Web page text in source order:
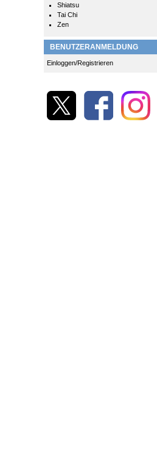
Shiatsu
Tai Chi
Zen
BENUTZERANMELDUNG
Einloggen/Registrieren